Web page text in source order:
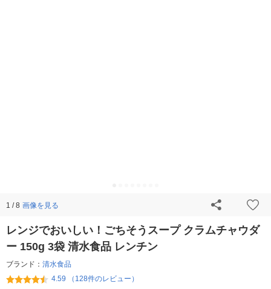
1 / 8 画像を見る
レンジでおいしい！ごちそうスープ クラムチャウダ
ー 150g 3袋 清水食品 レンチン
ブランド： 清水食品
4.59 （128件のレビュー）